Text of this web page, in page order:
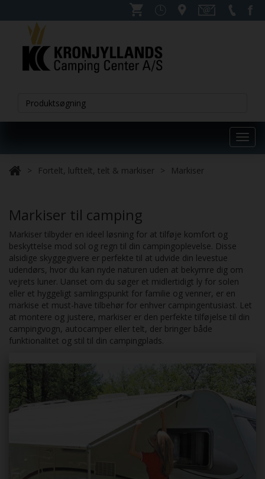
Fortelt, lufttelt, telt & markiser Markiser
Markiser til camping
Markiser tilbyder en ideel løsning for at tilføje komfort og
beskyttelse mod sol og regn til din campingoplevelse. Disse
alsidige skyggegivere er perfekte til at udvide din levestue
udendørs, hvor du kan nyde naturen uden at bekymre dig om
vejrets luner. Uanset om du søger et midlertidigt ly for solen
eller et hyggeligt samlingspunkt for familie og venner, er en
markise et must-have tilbehør for enhver campingentusiast. Let
at montere og justere, markiser er den perfekte tilføjelse til din
campingvogn, autocamper eller telt, der bringer både
funktionalitet og stil til din campingplads.